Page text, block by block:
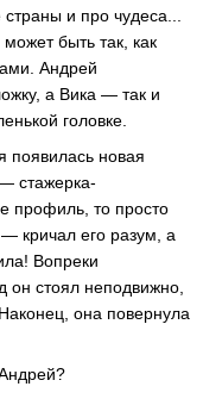
и про чудеса...
быть так, как
Андрей
а Вика — так и
головке.
появилась новая
стажерка-
профиль, то просто
кричал его разум, а
Вопреки
он стоял неподвижно,
она повернула